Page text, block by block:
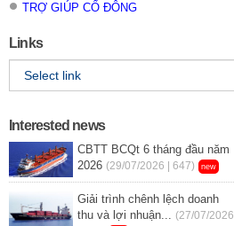
TRỢ GIÚP CỔ ĐÔNG
Links
Interested news
CBTT BCQt 6 tháng đầu năm
2026 (29/07/2026 | 647) new
Giải trình chênh lệch doanh
thu và lợi nhuận... (27/07/2026